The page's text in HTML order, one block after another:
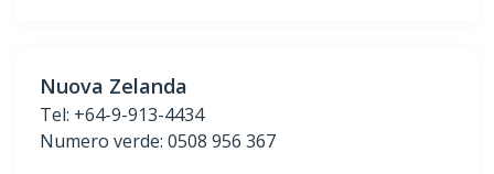
Nuova Zelanda
Tel: +64-9-913-4434
Numero verde: 0508 956 367